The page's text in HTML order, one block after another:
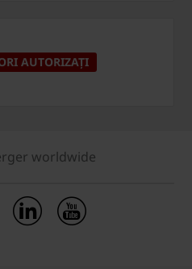
AUTORIZAȚI
worldwide